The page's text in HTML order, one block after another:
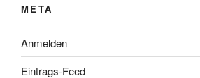
META
Anmelden
Eintrags-Feed